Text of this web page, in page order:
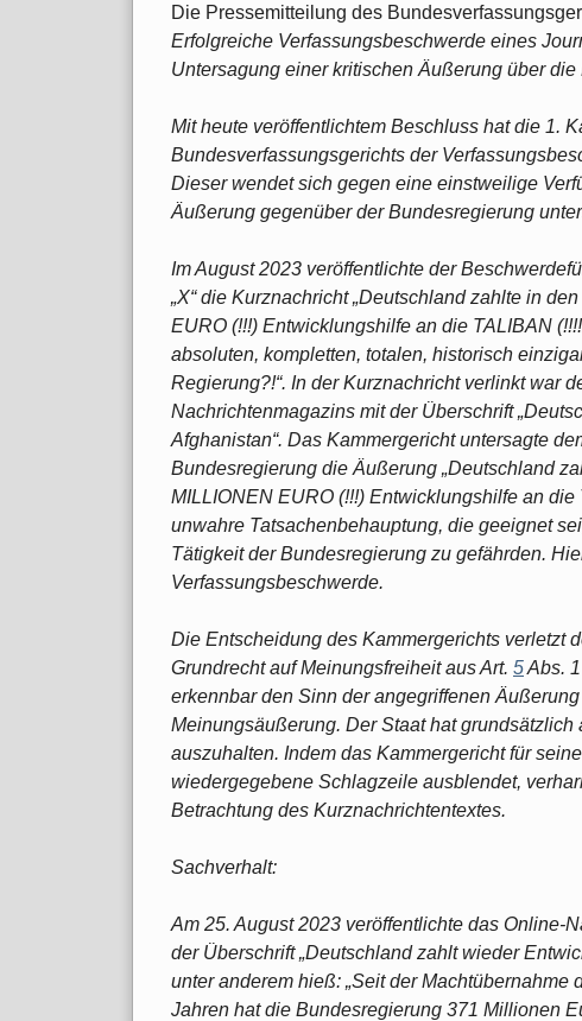
Die Pressemitteilung des
Erfolgreiche Verfassungsbeschwerde eines
Untersagung einer kritischen Äußerung über
Mit heute veröffentlichtem Beschluss hat die 1.
Bundesverfassungsgerichts der
Dieser wendet sich gegen eine einstweilige
Äußerung gegenüber der Bundesregierung
Im August 2023 veröffentlichte der
„X“ die Kurznachricht „Deutschland zahlte in
EURO (!!!) Entwicklungshilfe an die TALIBAN
absoluten, kompletten, totalen, historisch
Regierung?!“. In der Kurznachricht verlinkt war
Nachrichtenmagazins mit der Überschrift
Afghanistan“. Das Kammergericht untersagte
Bundesregierung die Äußerung „Deutschland
MILLIONEN EURO (!!!) Entwicklungshilfe an
unwahre Tatsachenbehauptung, die geeignet
Tätigkeit der Bundesregierung zu gefährden.
Verfassungsbeschwerde.
Die Entscheidung des Kammergerichts verletzt
Grundrecht auf Meinungsfreiheit aus Art. 5Abs.
erkennbar den Sinn der angegriffenen
Meinungsäußerung. Der Staat hat
auszuhalten. Indem das Kammergericht für
wiedergegebene Schlagzeile ausblendet,
Betrachtung des Kurznachrichtentextes.
Sachverhalt:
Am 25. August 2023 veröffentlichte das
der Überschrift „Deutschland zahlt wieder
unter anderem hieß: „Seit der Machtübernahme
Jahren hat die Bundesregierung 371 Millionen